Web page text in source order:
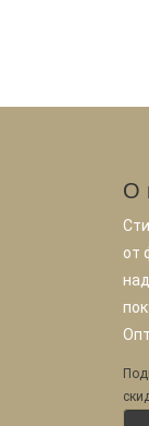
О
от